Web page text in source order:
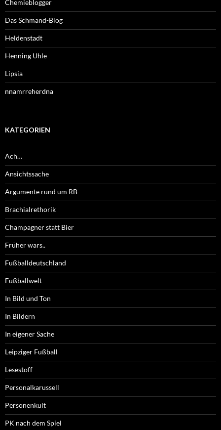
Chemieblogger
Das Schmand-Blog
Heldenstadt
Henning Uhle
Lipsia
nnamrreherdna
KATEGORIEN
Ach…
Ansichtssache
Argumente rund um RB
Brachialrethorik
Champagner statt Bier
Früher wars..
Fußballdeutschland
Fußballwelt
In Bild und Ton
In Bildern
In eigener Sache
Leipziger Fußball
Lesestoff
Personalkarussell
Personenkult
PK nach dem Spiel